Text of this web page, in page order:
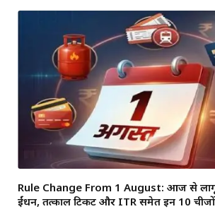
Rule Change From 1 August: आज से लागू
ईंधन, तत्काल टिकट और ITR समेत इन 10